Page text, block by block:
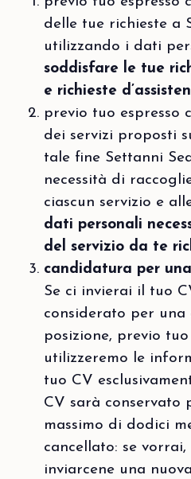
delle tue richieste a
utilizzando i dati
soddisfare le tue
e richieste
previo tuo espresso
dei servizi proposti
tale fine Settanni
necessità di
ciascun servizio e
dati personali
del servizio da te
candidatura per
Se ci invierai il tuo
considerato per
posizione, previo tuo
utilizzeremo le
tuo CV
CV sarà conservato
massimo di dodici
cancellato: se
inviarcene una